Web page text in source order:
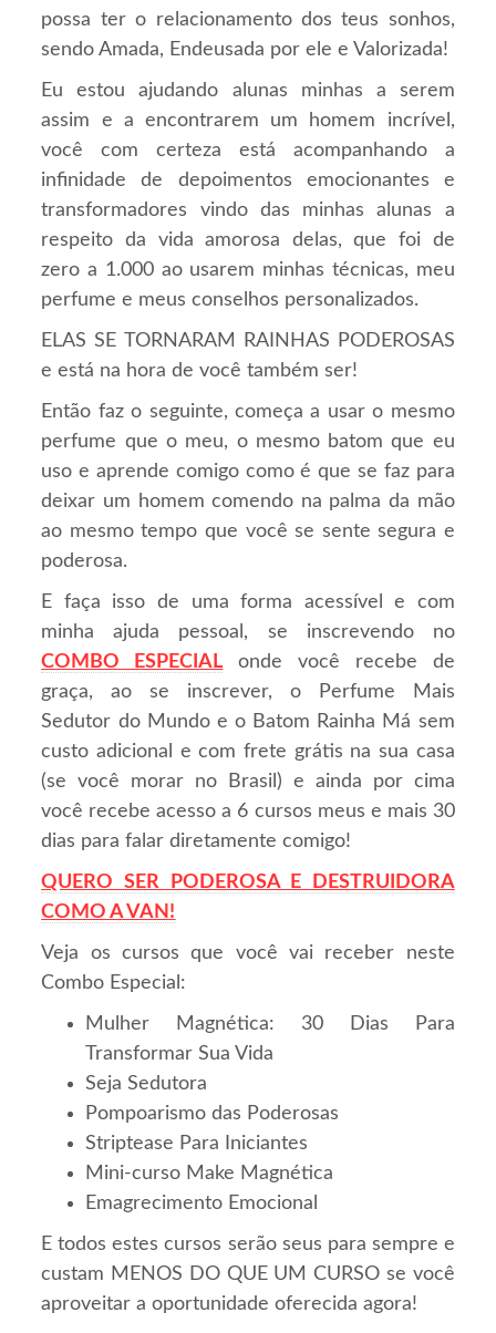
possa ter o relacionamento dos teus sonhos,
sendo Amada, Endeusada por ele e Valorizada!
Eu estou ajudando alunas minhas a serem
assim e a encontrarem um homem incrível,
você com certeza está acompanhando a
infinidade de depoimentos emocionantes e
transformadores vindo das minhas alunas a
respeito da vida amorosa delas, que foi de
zero a 1.000 ao usarem minhas técnicas, meu
perfume e meus conselhos personalizados.
ELAS SE TORNARAM RAINHAS PODEROSAS
e está na hora de você também ser!
Então faz o seguinte, começa a usar o mesmo
perfume que o meu, o mesmo batom que eu
uso e aprende comigo como é que se faz para
deixar um homem comendo na palma da mão
ao mesmo tempo que você se sente segura e
poderosa.
E faça isso de uma forma acessível e com
minha ajuda pessoal, se inscrevendo no
COMBO ESPECIAL onde você recebe de
graça, ao se inscrever, o Perfume Mais
Sedutor do Mundo e o Batom Rainha Má sem
custo adicional e com frete grátis na sua casa
(se você morar no Brasil) e ainda por cima
você recebe acesso a 6 cursos meus e mais 30
dias para falar diretamente comigo!
QUERO SER PODEROSA E DESTRUIDORA
COMO A VAN!
Veja os cursos que você vai receber neste
Combo Especial:
Mulher Magnética: 30 Dias Para
Transformar Sua Vida
Seja Sedutora
Pompoarismo das Poderosas
Striptease Para Iniciantes
Mini-curso Make Magnética
Emagrecimento Emocional
E todos estes cursos serão seus para sempre e
custam MENOS DO QUE UM CURSO se você
aproveitar a oportunidade oferecida agora!